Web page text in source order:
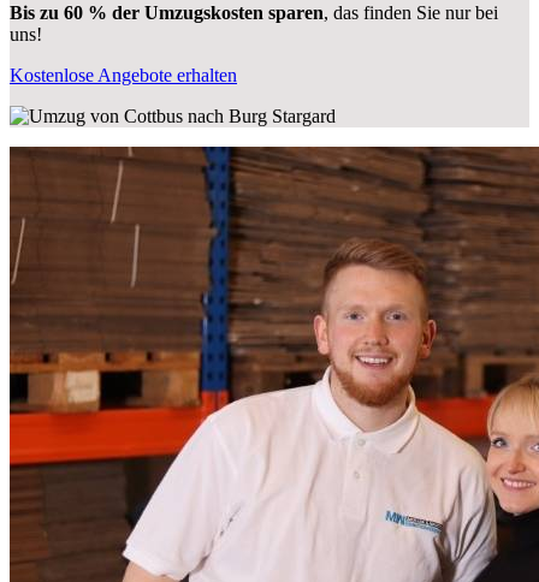
Bis zu 60 % der Umzugskosten sparen, das finden Sie nur bei
uns!
Kostenlose Angebote erhalten